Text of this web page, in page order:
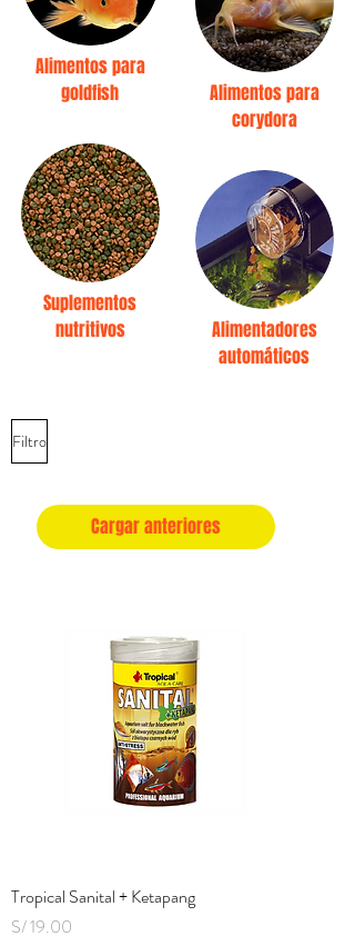
Alimentos para
goldfish
Suplementos
nutritivos
Alimentos para
corydora
Alimentadores
automáticos
Filtro
Cargar anteriores
Tropical Sanital + Ketapang
Precio
S/ 19.00